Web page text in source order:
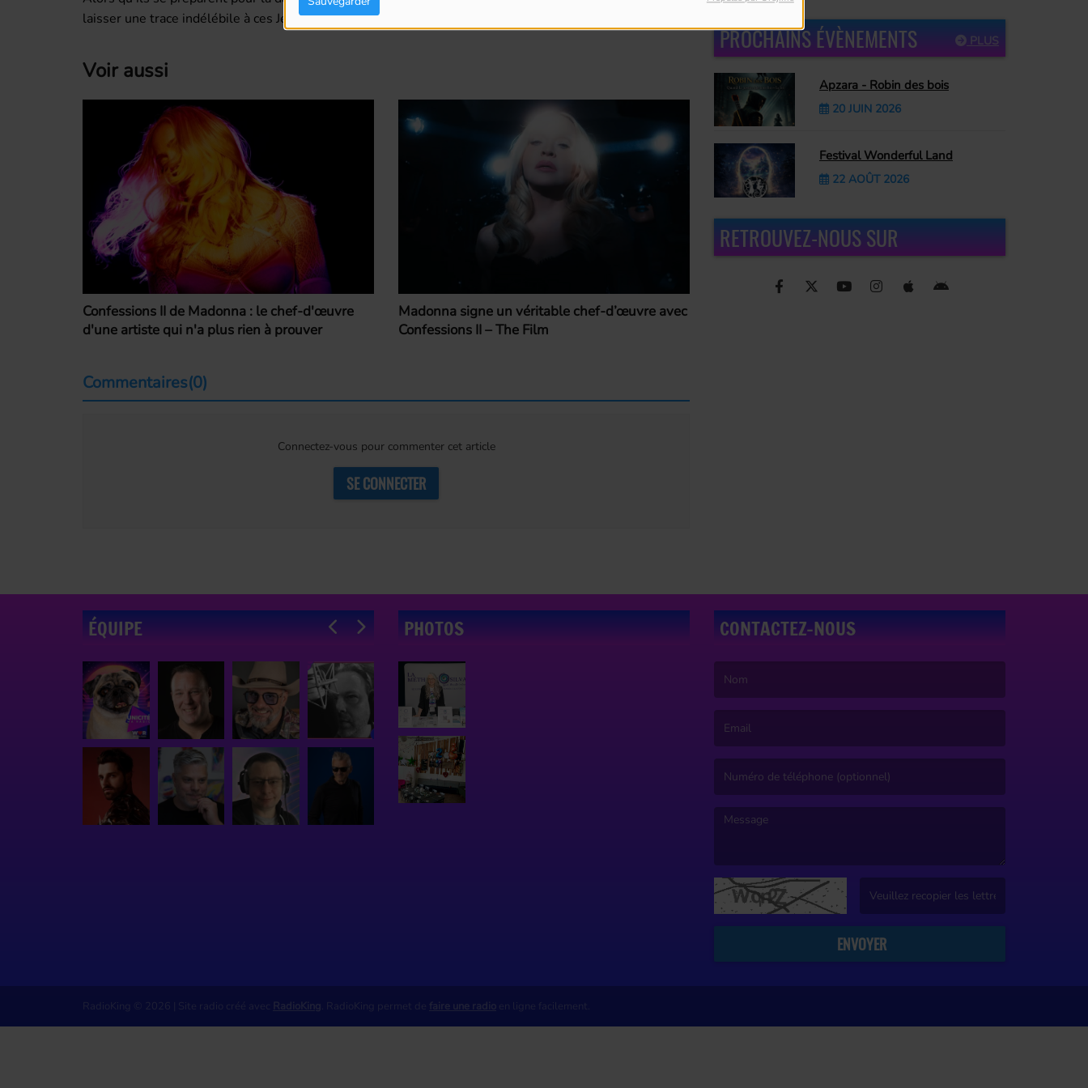
laisser une trace indélébile à ces Jeux.
Voir aussi
Confessions II de Madonna : le chef-d'œuvre
d'une artiste qui n'a plus rien à prouver
Madonna signe un véritable chef-d’œuvre avec
Confessions II – The Film
Commentaires(0)
Connectez-vous pour commenter cet article
SE CONNECTER
PLUS
PROCHAINS ÉVÈNEMENTS
Apzara - Robin des bois
20 JUIN 2026
Festival Wonderful Land
22 AOÛT 2026
RETROUVEZ-NOUS SUR
ÉQUIPE PHOTOS CONTACTEZ-NOUS
ENVOYER